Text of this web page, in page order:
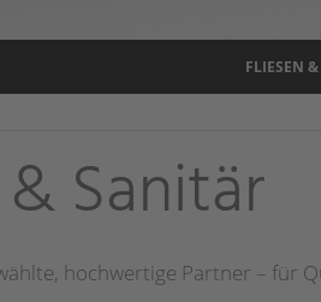
FLIESEN
Sanitär
hochwertige Partner – für